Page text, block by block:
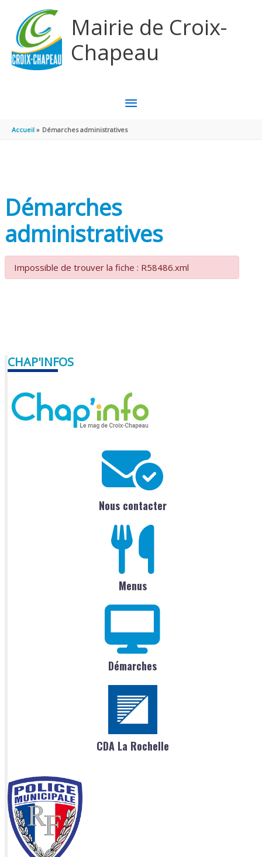
Mairie de Croix-
Chapeau
MENU
PRINCIPAL
Accueil Démarches administratives
Démarches
administratives
Impossible de trouver la fiche : R58486.xml
CHAP'INFOS
Nous contacter
Menus
Démarches
CDA La Rochelle